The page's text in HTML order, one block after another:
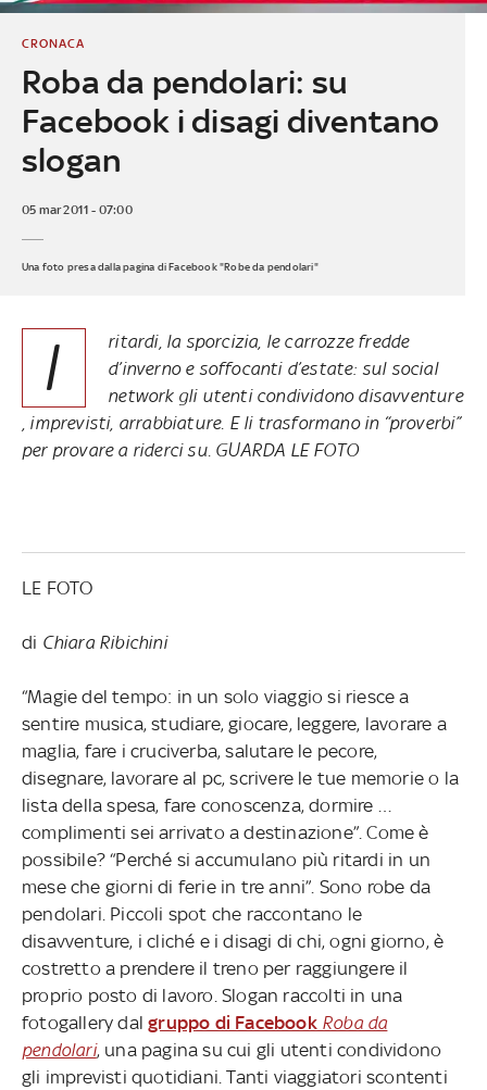
Roba da pendolari: su
Facebook i disagi diventano
slogan
CRONACA
05 mar 2011 - 07:00
Una foto presa dalla pagina di Facebook "Robe da pendolari"
I
ritardi, la sporcizia, le carrozze fredde
d’inverno e soffocanti d’estate: sul social
network gli utenti condividono disavventure
, imprevisti, arrabbiature. E li trasformano in “proverbi”
per provare a riderci su. GUARDA LE FOTO
LE FOTO
di Chiara Ribichini
“Magie del tempo: in un solo viaggio si riesce a
sentire musica, studiare, giocare, leggere, lavorare a
maglia, fare i cruciverba, salutare le pecore,
disegnare, lavorare al pc, scrivere le tue memorie o la
lista della spesa, fare conoscenza, dormire …
complimenti sei arrivato a destinazione”. Come è
possibile? “Perché si accumulano più ritardi in un
mese che giorni di ferie in tre anni”. Sono robe da
pendolari. Piccoli spot che raccontano le
disavventure, i cliché e i disagi di chi, ogni giorno, è
costretto a prendere il treno per raggiungere il
proprio posto di lavoro. Slogan raccolti in una
fotogallery dalgruppo di Facebook Roba da
pendolari, una pagina su cui gli utenti condividono
gli imprevisti quotidiani. Tanti viaggiatori scontenti